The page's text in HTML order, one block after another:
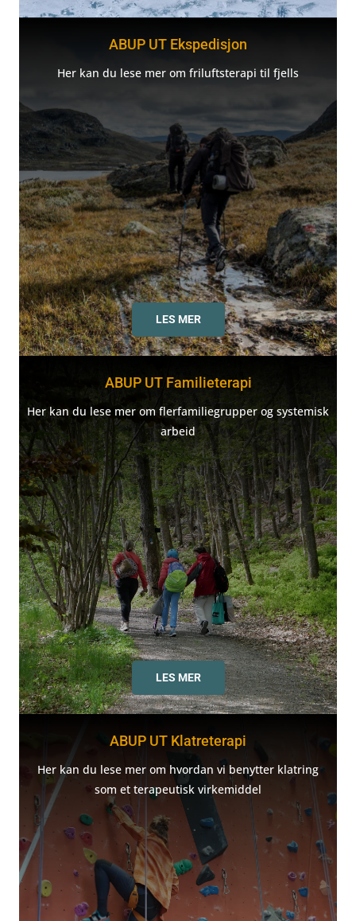
ABUP UT Ekspedisjon
Her kan du lese mer om friluftsterapi til fjells
LES MER
ABUP UT Familieterapi
Her kan du lese mer om flerfamiliegrupper og systemisk
arbeid
LES MER
ABUP UT Klatreterapi
Her kan du lese mer om hvordan vi benytter klatring
som et terapeutisk virkemiddel